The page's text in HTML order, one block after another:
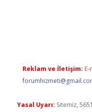
Reklam ve İletişim: E-
Yasal Uyarı: Sitemiz,